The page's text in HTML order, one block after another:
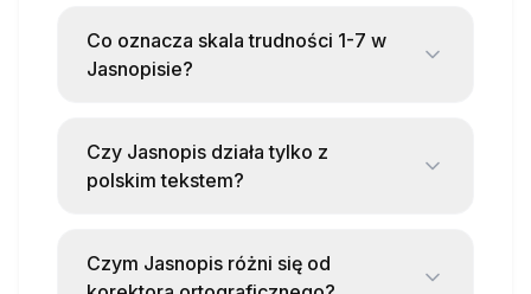
materiałów edukacyjnych
Poprawa czytelności pism urzędowych
Warto wiedzieć
Wymagane jest założenie konta
Co oznacza skala trudności 1-7 w
Jasnopisie?
tekst bardzo prosty (zrozumiały dla
każdego), 7 to tekst bardzo trudny
Czy Jasnopis działa tylko z
polskim tekstem?
dla języka polskiego. Analizuje
trudność słów i konstrukcji typowych
Czym Jasnopis różni się od